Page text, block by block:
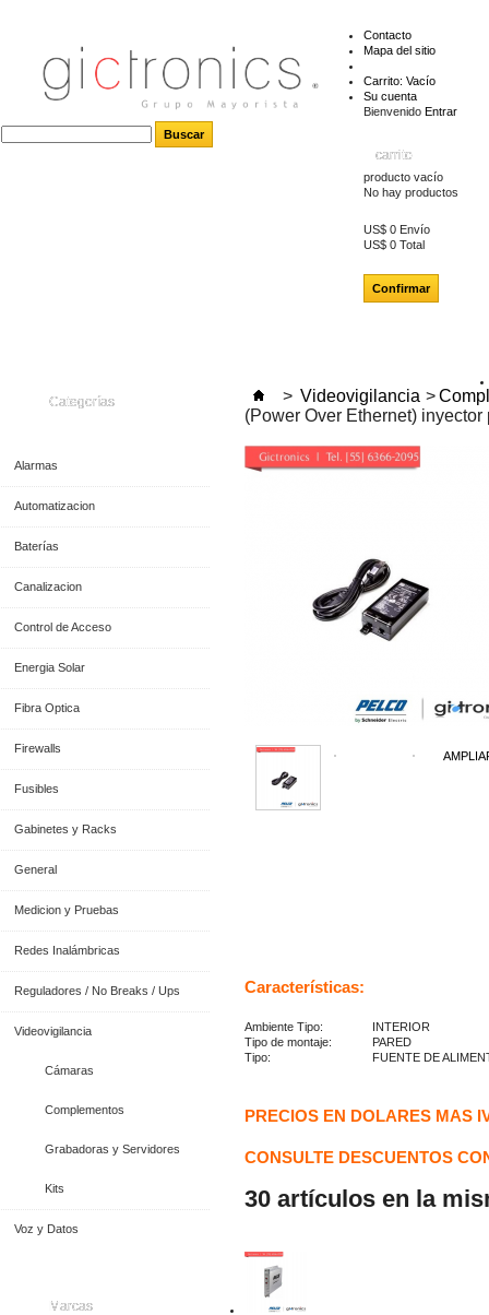
Contacto
Mapa del sitio
Carrito: Vacío
Su cuenta
Bienvenido Entrar
carrito
producto vacío
No hay productos
US$ 0 Envío
US$ 0 Total
Confirmar
Categorías
Alarmas
Automatizacion
Baterías
Canalizacion
Control de Acceso
Energia Solar
Fibra Optica
Firewalls
Fusibles
Gabinetes y Racks
General
Medicion y Pruebas
Redes Inalámbricas
Reguladores / No Breaks / Ups
Videovigilancia
Cámaras
Complementos
Grabadoras y Servidores
Kits
Voz y Datos
Marcas
> Videovigilancia >
(Power Over Ethernet) inyector
Características:
Ambiente Tipo:
INTERIOR
Tipo de montaje:
PARED
Tipo:
FUENTE DE
PRECIOS EN DOLARES MAS
CONSULTE DESCUENTOS
30 artículos en la